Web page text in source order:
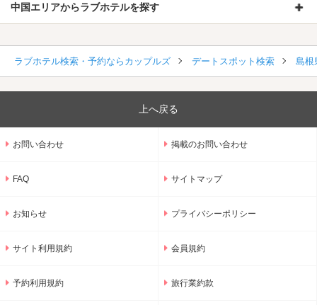
中国エリアからラブホテルを探す
ラブホテル検索・予約ならカップルズ デートスポット検索 島根
上へ戻る
お問い合わせ 掲載のお問い合わせ
FAQ サイトマップ
お知らせ プライバシーポリシー
サイト利用規約 会員規約
予約利用規約 旅行業約款